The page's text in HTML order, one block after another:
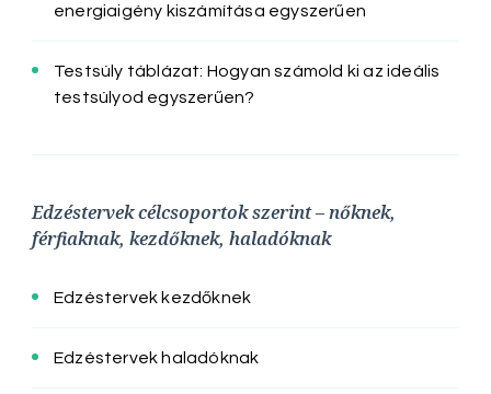
energiaigény kiszámítása egyszerűen
Testsúly táblázat: Hogyan számold ki az ideális
testsúlyod egyszerűen?
Edzéstervek célcsoportok szerint – nőknek,
férfiaknak, kezdőknek, haladóknak
Edzéstervek kezdőknek
Edzéstervek haladóknak